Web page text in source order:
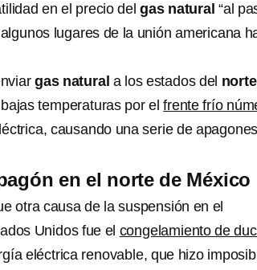
en el precio delgas natural “al
lugares de la unión americana
gas natural a los estados del norte
temperaturas por elfrente frío
causando una serie de
en el norte de México
otra causa de la suspensión en el
Unidos fue el congelamiento de
eléctrica renovable, que hizo